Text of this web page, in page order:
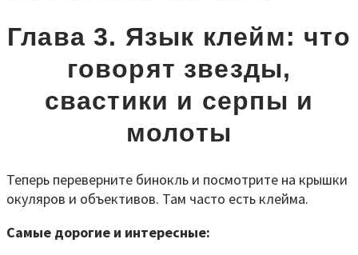
Глава 3. Язык клейм: что
говорят звезды,
свастики и серпы и
молоты
Теперь переверните бинокль и посмотрите на крышки
окуляров и объективов. Там часто есть клейма.
Самые дорогие и интересные: